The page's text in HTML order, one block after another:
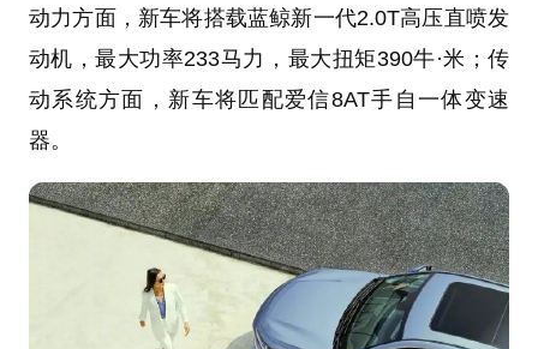
动力方面，新车将搭载蓝鲸新一代2.0T高压直喷发
动机，最大功率233马力，最大扭矩390牛·米；传
动系统方面，新车将匹配爱信8AT手自一体变速
器。